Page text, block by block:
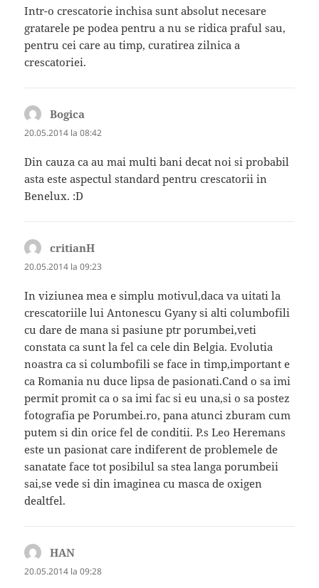
Intr-o crescatorie inchisa sunt absolut necesare
gratarele pe podea pentru a nu se ridica praful sau,
pentru cei care au timp, curatirea zilnica a
crescatoriei.
Bogica
20.05.2014 la 08:42
Din cauza ca au mai multi bani decat noi si probabil
asta este aspectul standard pentru crescatorii in
Benelux. :D
critianH
20.05.2014 la 09:23
In viziunea mea e simplu motivul,daca va uitati la
crescatoriile lui Antonescu Gyany si alti columbofili
cu dare de mana si pasiune ptr porumbei,veti
constata ca sunt la fel ca cele din Belgia. Evolutia
noastra ca si columbofili se face in timp,important e
ca Romania nu duce lipsa de pasionati.Cand o sa imi
permit promit ca o sa imi fac si eu una,si o sa postez
fotografia pe Porumbei.ro, pana atunci zburam cum
putem si din orice fel de conditii. P.s Leo Heremans
este un pasionat care indiferent de problemele de
sanatate face tot posibilul sa stea langa porumbeii
sai,se vede si din imaginea cu masca de oxigen
dealtfel.
HAN
20.05.2014 la 09:28